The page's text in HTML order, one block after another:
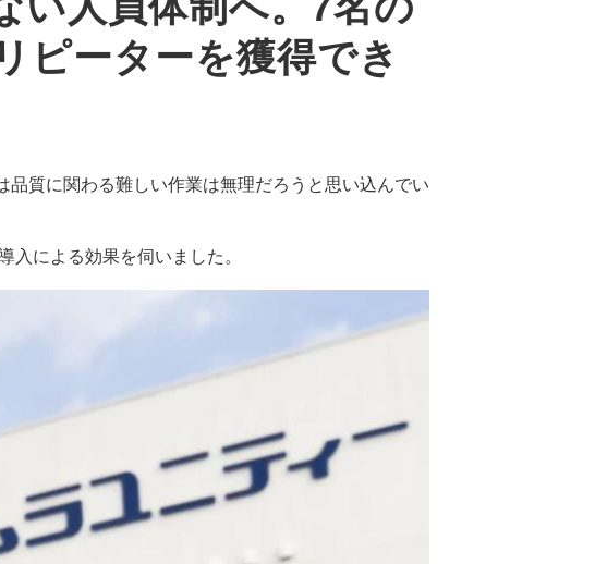
ピーターを獲得でき
質に関わる難しい作業は無理だろうと思い込んでい
入による効果を伺いました。